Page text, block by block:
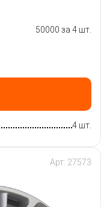
50000 за 4 шт.
4 шт.
Арт: 27573